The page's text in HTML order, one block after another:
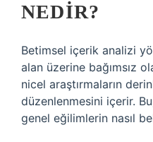
NEDIR?
Betimsel içerik analizi
alan üzerine bağımsız
nicel araştırmaların
düzenlenmesini içerir.
genel eğilimlerin nasıl